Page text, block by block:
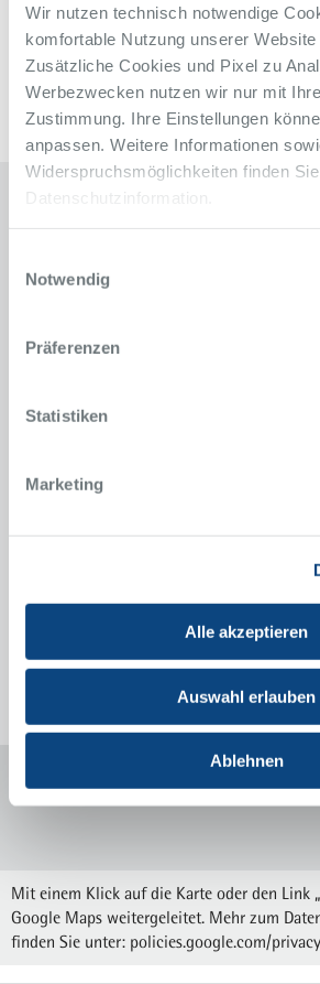
Wir nutzen technisch notwendige
komfortable Nutzung unserer Website
Zusätzliche Cookies und Pixel zu
Werbezwecken nutzen wir nur mit
Zustimmung. Ihre Einstellungen
anpassen. Weitere Informationen
Widerspruchsmöglichkeiten finden
Datenschutzinformation.
Notwendig
Präferenzen
Statistiken
Marketing
Alle akzeptieren
Auswahl erlauben
Ablehnen
Alle Meldungen des Alfried Krupp
Kontakt
Klinik für Orthopädie und Unfallchirurgie
Rüttenscheid
Sekretariat
unfallchirurgie@krupp-
Sprechstunden und Anmeldung
Mit einem Klick auf die Karte oder den Link
Google Maps weitergeleitet. Mehr zum
finden Sie unter: policies.google.com/privacy